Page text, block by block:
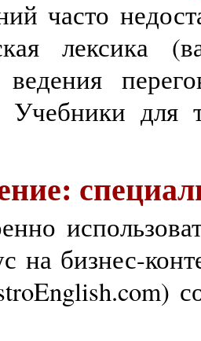
часто
лексика
ведения
Учебники
на бизнес-